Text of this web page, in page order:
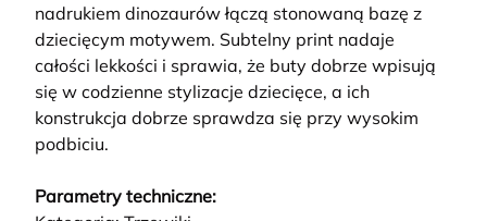
nadrukiem dinozaurów łączą stonowaną bazę z
dziecięcym motywem. Subtelny print nadaje
całości lekkości i sprawia, że buty dobrze wpisują
się w codzienne stylizacje dziecięce, a ich
konstrukcja dobrze sprawdza się przy wysokim
podbiciu.
Parametry techniczne: